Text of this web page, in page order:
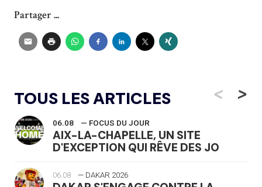
Partager ...
TOUS LES ARTICLES <
06.08 — FOCUS DU JOUR
AIX-LA-CHAPELLE, UN SITE
D'EXCEPTION QUI RÊVE DES JO
06.08 — DAKAR 2026
>